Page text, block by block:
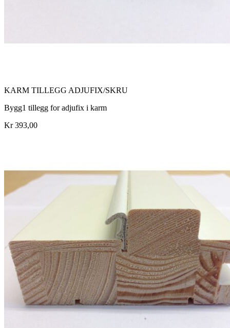
KARM TILLEGG ADJUFIX/SKRU
Bygg1 tillegg for adjufix i karm
Kr 393,00